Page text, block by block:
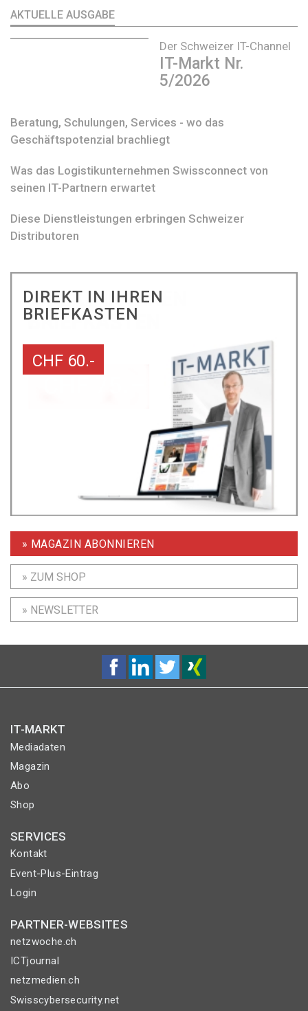
AKTUELLE AUSGABE
Der Schweizer IT-Channel
IT-Markt Nr.
5/2026
Beratung, Schulungen, Services - wo das
Geschäftspotenzial brachliegt
Was das Logistikunternehmen Swissconnect von
seinen IT-Partnern erwartet
Diese Dienstleistungen erbringen Schweizer
Distributoren
DIREKT IN IHREN
BRIEFKASTEN
CHF 60.-
» MAGAZIN ABONNIEREN
» ZUM SHOP
» NEWSLETTER
IT-MARKT
Mediadaten
Magazin
Abo
Shop
SERVICES
Kontakt
Event-Plus-Eintrag
Login
PARTNER-WEBSITES
netzwoche.ch
ICTjournal
netzmedien.ch
Swisscybersecurity.net